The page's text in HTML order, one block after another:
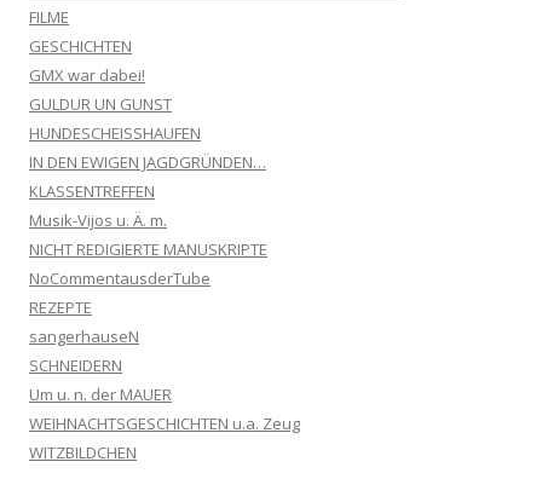
FILME
GESCHICHTEN
GMX war dabei!
GULDUR UN GUNST
HUNDESCHEISSHAUFEN
IN DEN EWIGEN JAGDGRÜNDEN…
KLASSENTREFFEN
Musik-Vijos u. Ä. m.
NICHT REDIGIERTE MANUSKRIPTE
NoCommentausderTube
REZEPTE
sangerhauseN
SCHNEIDERN
Um u. n. der MAUER
WEIHNACHTSGESCHICHTEN u.a. Zeug
WITZBILDCHEN